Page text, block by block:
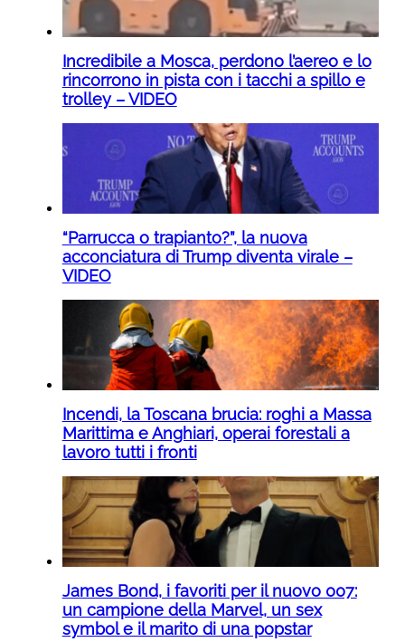
Incredibile a Mosca, perdono l’aereo e lo
rincorrono in pista con i tacchi a spillo e
trolley – VIDEO
“Parrucca o trapianto?”, la nuova
acconciatura di Trump diventa virale –
VIDEO
Incendi, la Toscana brucia: roghi a Massa
Marittima e Anghiari, operai forestali a
lavoro tutti i fronti
James Bond, i favoriti per il nuovo 007:
un campione della Marvel, un sex
symbol e il marito di una popstar